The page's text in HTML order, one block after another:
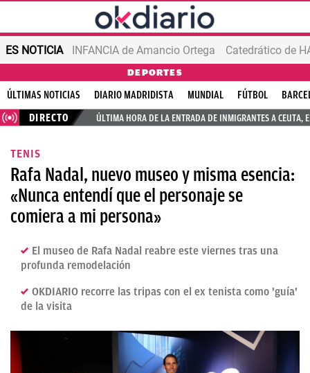
ES NOTICIA INFANCIA de Amancio Ortega
DEPORTES
ÚLTIMAS NOTICIAS DIARIO MADRIDISTA MUNDIAL FÚTBOL
DIRECTO
ÚLTIMA HORA DE LA ENTRADA DE INMIGRANTES A CEUTA,
TENIS
Rafa Nadal, nuevo museo y misma esencia:
«Nunca entendí que el personaje se
comiera a mi persona»
El museo de Rafa Nadal reabre este viernes tras una
profunda remodelación
OKDIARIO recorre las tripas con el ex tenista como 'guía'
de la visita